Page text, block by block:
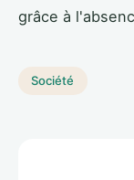
grâce à
Société